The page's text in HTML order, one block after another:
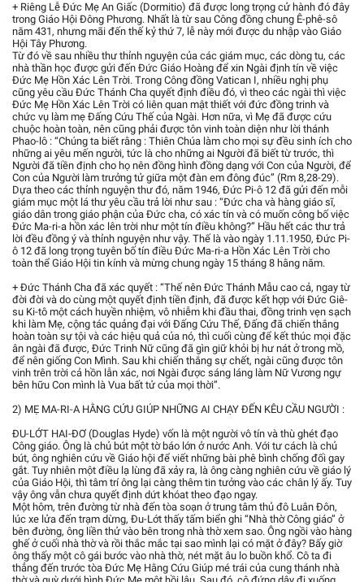
+ Riêng Lễ Đức Mẹ An Giấc (Dormitio) đã được long trọng cử hành đó đây
trong Giáo Hội Đông Phương. Nhất là từ sau Công đồng chung Ê-phê-sô
năm 431, nhưng mãi đến thế kỷ thứ 7, lễ này mới được du nhập vào Giáo
Hội Tây Phương.
Từ đó về sau nhiều thư thỉnh nguyện của các giám mục, các dòng tu, các
nhà thần học được gửi đến Đức Giáo Hoàng để xin Ngài định tín về việc
Đức Mẹ Hồn Xác Lên Trời. Trong Công đồng Vatican I, nhiều nghị phụ
cũng yêu cầu Đức Thánh Cha quyết định điều đó, vì theo các ngài thì việc
Đức Mẹ Hồn Xác Lên Trời có liên quan mật thiết với đức đồng trinh và
chức vụ làm mẹ Đấng Cứu Thế của Ngài. Hơn nữa, vì Mẹ đã được cứu
chuộc hoàn toàn, nên cũng phải được tôn vinh toàn diện như lời thánh
Phao-lô : “Chúng ta biết rằng : Thiên Chúa làm cho mọi sự đều sinh ích cho
những ai yêu mến người, tức là cho những ai Người đã biết từ trước, thì
Người đã tiền định cho họ nên đồng hình đồng dạng với Con của Người, để
Con của Người làm trưởng tử giữa một đàn em đông đúc” (Rm 8,28-29).
Dựa theo các thỉnh nguyện thư đó, năm 1946, Đức Pi-ô 12 đã gửi đến mỗi
giám mục một lá thư yêu cầu trả lời như sau : “Đức cha và hàng giáo sĩ,
giáo dân trong giáo phận của Đức cha, có xác tín và có muốn công bố việc
Đức Ma-ri-a hồn xác lên trời như một tín điều không?” Hầu hết các thư trả
lời đều đồng ý và thỉnh nguyện như vậy. Thế là vào ngày 1.11.1950, Đức Pi-
ô 12 đã long trọng tuyên bố tín điều Đức Ma-ri-a Hồn Xác Lên Trời cho
toàn thể Giáo Hội tin kính và mừng chung ngày 15 tháng 8 hằng năm.
+ Đức Thánh Cha đã xác quyết : “Thế nên Đức Thánh Mẫu cao cả, ngay từ
đời đời và do cùng một quyết định tiền định, đã được kết hợp với Đức Giê-
su Ki-tô một cách huyền nhiệm, vô nhiễm khi đầu thai, đồng trinh vẹn sạch
khi làm Mẹ, cộng tác quảng đại với Đấng Cứu Thế, Đấng đã chiến thắng
hoàn toàn sự tội và các hiệu quả của nó, thì cuối cùng để kết thúc mọi đặc
ân ngài đã được, Đức Trinh Nữ cũng đã gìn giữ khỏi bị hư nát ở trong mồ,
để nên giống Con Mình. Sau khi chiến thắng sự chết, ngài cũng được tôn
vinh trên trời cả hồn lẫn xác, nơi Ngài được sáng láng làm Nữ Vương ngự
bên hữu Con mình là Vua bất tử của mọi thời”.
2) MẸ MA-RI-A HẰNG CỨU GIÚP NHỮNG AI CHẠY ĐẾN KÊU CẦU NGƯỜI :
ĐU-LỚT HAI-ĐƠ (Douglas Hyde) vốn là một người vô tín và thù ghét đạo
Công giáo. Ông là chủ bút một tờ báo lớn ở nước Anh. Với tư cách là chủ
bút, ông nghiên cứu về Giáo hội để viết những bài phê bình chống đối gay
gắt. Tuy nhiên một điều lạ lùng đã xảy ra, là ông càng nghiên cứu về giáo lý
của Giáo Hội, thì tâm trí ông lại càng thêm tin tưởng vào các chân lý ấy. Tuy
vậy ông vẫn chưa quyết định dứt khóat theo đạo ngay.
Một hôm, trên đường từ nhà đến tòa soạn ở trung tâm thủ đô Luân Đôn,
lúc xe lửa đến trạm dừng, Đu-Lớt thấy tấm biển ghi “Nhà thờ Công giáo” ở
bên đường, ông liền thử vào bên trong nhà thờ xem sao. Ông ngồi vào hàng
ghế ở cuối nhà thờ và rồi thắc mắc tại sao mình lại có mặt ở đây? Bấy giờ
ông thấy một cô gái bước vào nhà thờ, nét mặt âu lo buồn khổ. Cô ta đi
thẳng đến trước tòa Đức Mẹ Hằng Cứu Giúp mé trái của cung thánh nhà